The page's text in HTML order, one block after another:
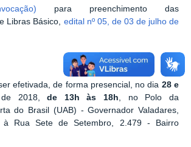
para preenchimento das
Libras Básico, edital nº 05, de 03 de julho de
efetivada, de forma presencial, no dia 28 e
2018,de 13h às 18h,
no Polo da
do Brasil (UAB) -Governador Valadares,
à Rua Sete de Setembro, 2.479 - Bairro